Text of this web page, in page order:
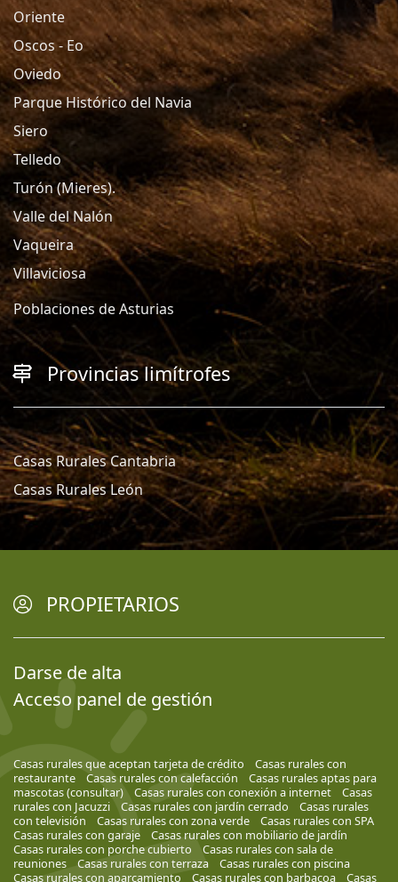
Oriente
Oscos - Eo
Oviedo
Parque Histórico del Navia
Siero
Telledo
Turón (Mieres).
Valle del Nalón
Vaqueira
Villaviciosa
Poblaciones de Asturias
Provincias limítrofes
Casas Rurales Cantabria
Casas Rurales León
PROPIETARIOS
Darse de alta
Acceso panel de gestión
Casas rurales que aceptan tarjeta de crédito
Casas rurales con
restaurante
Casas rurales con calefacción
Casas rurales aptas para
mascotas (consultar)
Casas rurales con conexión a internet
Casas
rurales con Jacuzzi
Casas rurales con jardín cerrado
Casas rurales
con televisión
Casas rurales con zona verde
Casas rurales con SPA
Casas rurales con garaje
Casas rurales con mobiliario de jardín
Casas rurales con porche cubierto
Casas rurales con sala de
reuniones
Casas rurales con terraza
Casas rurales con piscina
Casas rurales con aparcamiento
Casas rurales con barbacoa Casas